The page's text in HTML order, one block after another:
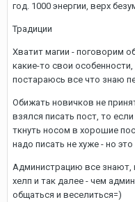
год. 1000 энергии, верх
Традиции
Хватит магии - поговорим
какие-то свои
постараюсь все что знаю
Обижать новичков не
взялся писать пост, то
ткнуть носом в хорошие
надо писать не хуже - но это
Администрацию все знают,
хелп и так далее - чем
общаться и веселиться=)